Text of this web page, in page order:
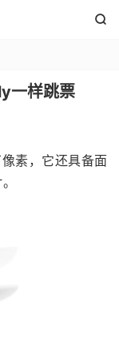

一样跳票
素，它还具备面